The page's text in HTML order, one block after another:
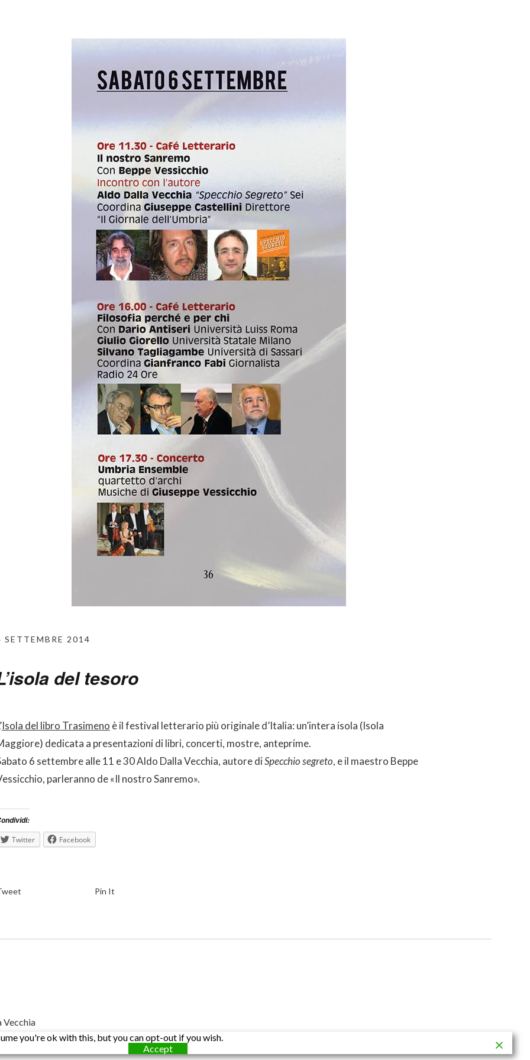
SETTEMBRE 2014
del tesoro
Isola del libro Trasimeno è il festival letterario più originale d’Italia: un’intera isola (Isola
dedicata a presentazioni di libri, concerti, mostre, anteprime.
6 settembre alle 11 e 30 Aldo Dalla Vecchia, autore diSpecchio segreto, e il maestro Beppe
parleranno de «Il nostro Sanremo».
Twitter
Facebook
Pin It
you're ok with this, but you can opt-out if you wish.
Accept